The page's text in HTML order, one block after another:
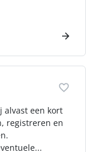
alvast een kort
registreren en